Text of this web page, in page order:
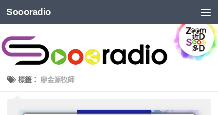
Soooradio
標籤： 廖金源牧師